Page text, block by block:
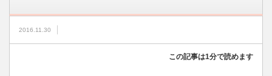
2016.11.30
この記事は1分で読めます